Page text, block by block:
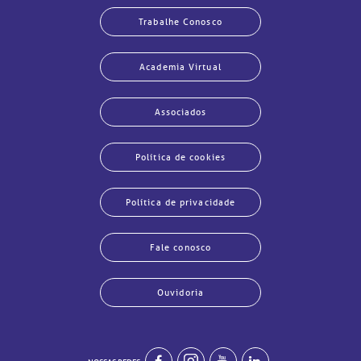
Trabalhe Conosco
Academia Virtual
Associados
Política de cookies
Política de privacidade
Fale conosco
Ouvidoria